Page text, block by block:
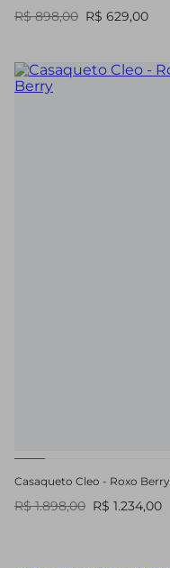
R$ 898,00 R$ 629,00
Casaqueto Cleo - Roxo Berry
R$ 1.898,00 R$ 1.234,00